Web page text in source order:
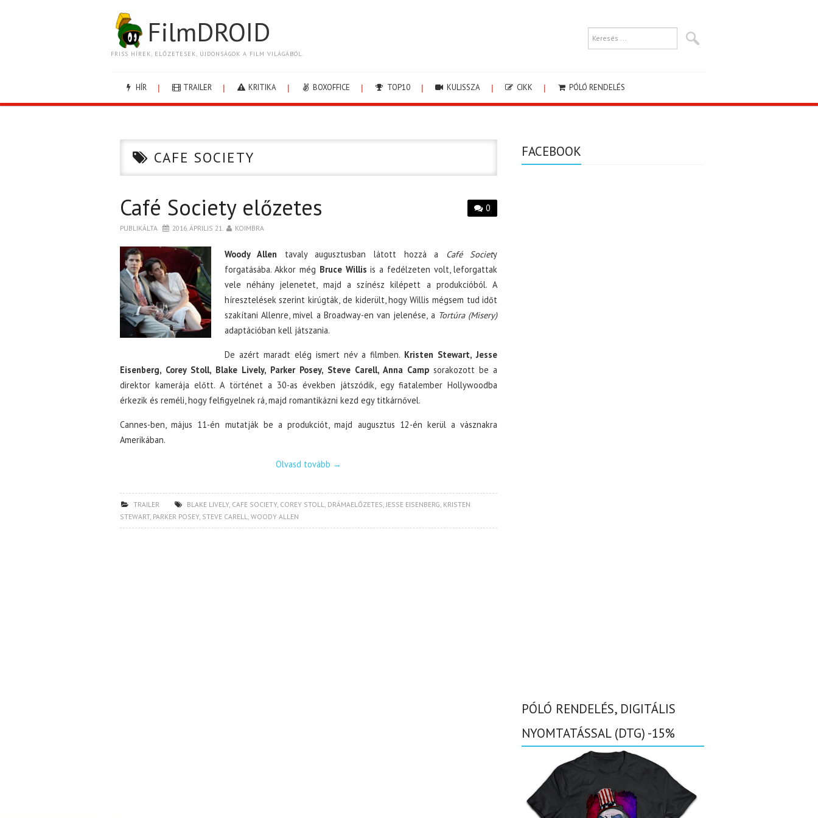
FilmDROID
FRISS HÍREK, ELŐZETESEK, ÚJDONSÁGOK A FILM VILÁGÁBÓL.
HÍR TRAILER KRITIKA BOXOFFICE TOP10 KULISSZA CIKK PÓLÓ RENDELÉS
CAFE SOCIETY
0
Café Society előzetes
PUBLIKÁLTA 2016. ÁPRILIS 21. KOIMBRA
Woody Allen tavaly augusztusban látott hozzá a Café Society
forgatásába. Akkor még Bruce Willis is a fedélzeten volt, leforgattak
vele néhány jelenetet, majd a színész kilépett a produkcióból. A
híresztelések szerint kirúgták, de kiderült, hogy Willis mégsem tud időt
szakítani Allenre, mivel a Broadway-en van jelenése, a Tortúra (Misery)
adaptációban kell játszania.
De azért maradt elég ismert név a filmben. Kristen Stewart, Jesse
Eisenberg, Corey Stoll, Blake Lively, Parker Posey, Steve Carell, Anna Camp sorakozott be a
direktor kamerája előtt. A történet a 30-as években játszódik, egy fiatalember Hollywoodba
érkezik és reméli, hogy felfigyelnek rá, majd romantikázni kezd egy titkárnővel.
Cannes-ben, május 11-én mutatják be a produkciót, majd augusztus 12-én kerül a vásznakra
Amerikában.
Olvasd tovább →
TRAILER BLAKE LIVELY, CAFE SOCIETY, COREY STOLL, DRÁMAELŐZETES,JESSE EISENBERG, KRISTEN
STEWART, PARKER POSEY, STEVE CARELL, WOODY ALLEN
FACEBOOK
PÓLÓ RENDELÉS, DIGITÁLIS
NYOMTATÁSSAL (DTG) -15%